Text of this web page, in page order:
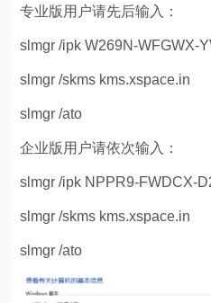
专业版用户请先后输入：
slmgr /ipk W269N-WFGWX-
slmgr /skms kms.xspace.in
slmgr /ato
企业版用户请依次输入：
slmgr /ipk NPPR9-FWDCX-
slmgr /skms kms.xspace.in
slmgr /ato